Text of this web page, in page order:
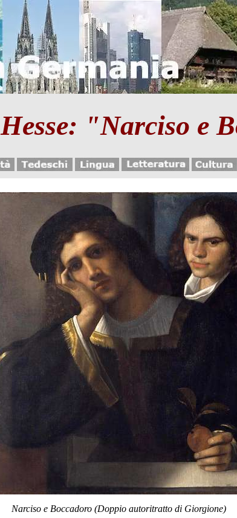
"Narciso e
Narciso e Boccadoro (Doppio autoritratto di Giorgione)